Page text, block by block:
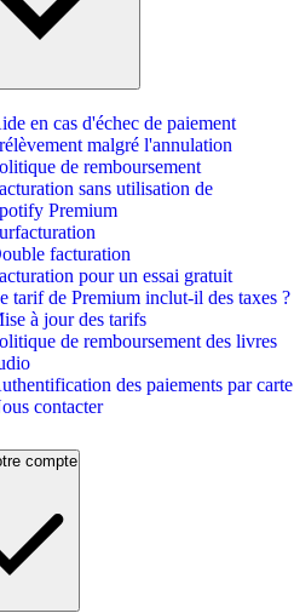
en cas d'échec de paiement
malgré l'annulation
de remboursement
sans utilisation de
Premium
facturation
pour un essai gratuit
tarif de Premium inclut-il des taxes ?
à jour des tarifs
de remboursement des livres
des paiements par carte
contacter
compte